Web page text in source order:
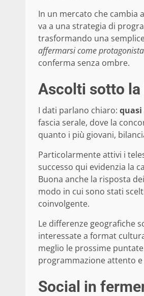
In un mercato che cambia
va a una strategia di
trasformando una
affermarsi come
conferma senza ombre.
Ascolti sotto
I dati parlano chiaro:
fascia serale, dove la
quanto i più giovani,
Particolarmente attivi i
successo qui evidenzia la
Buona anche la risposta
modo in cui sono stati
coinvolgente.
Le differenze geografiche
interessate a format
meglio le prossime
programmazione attento
Social in